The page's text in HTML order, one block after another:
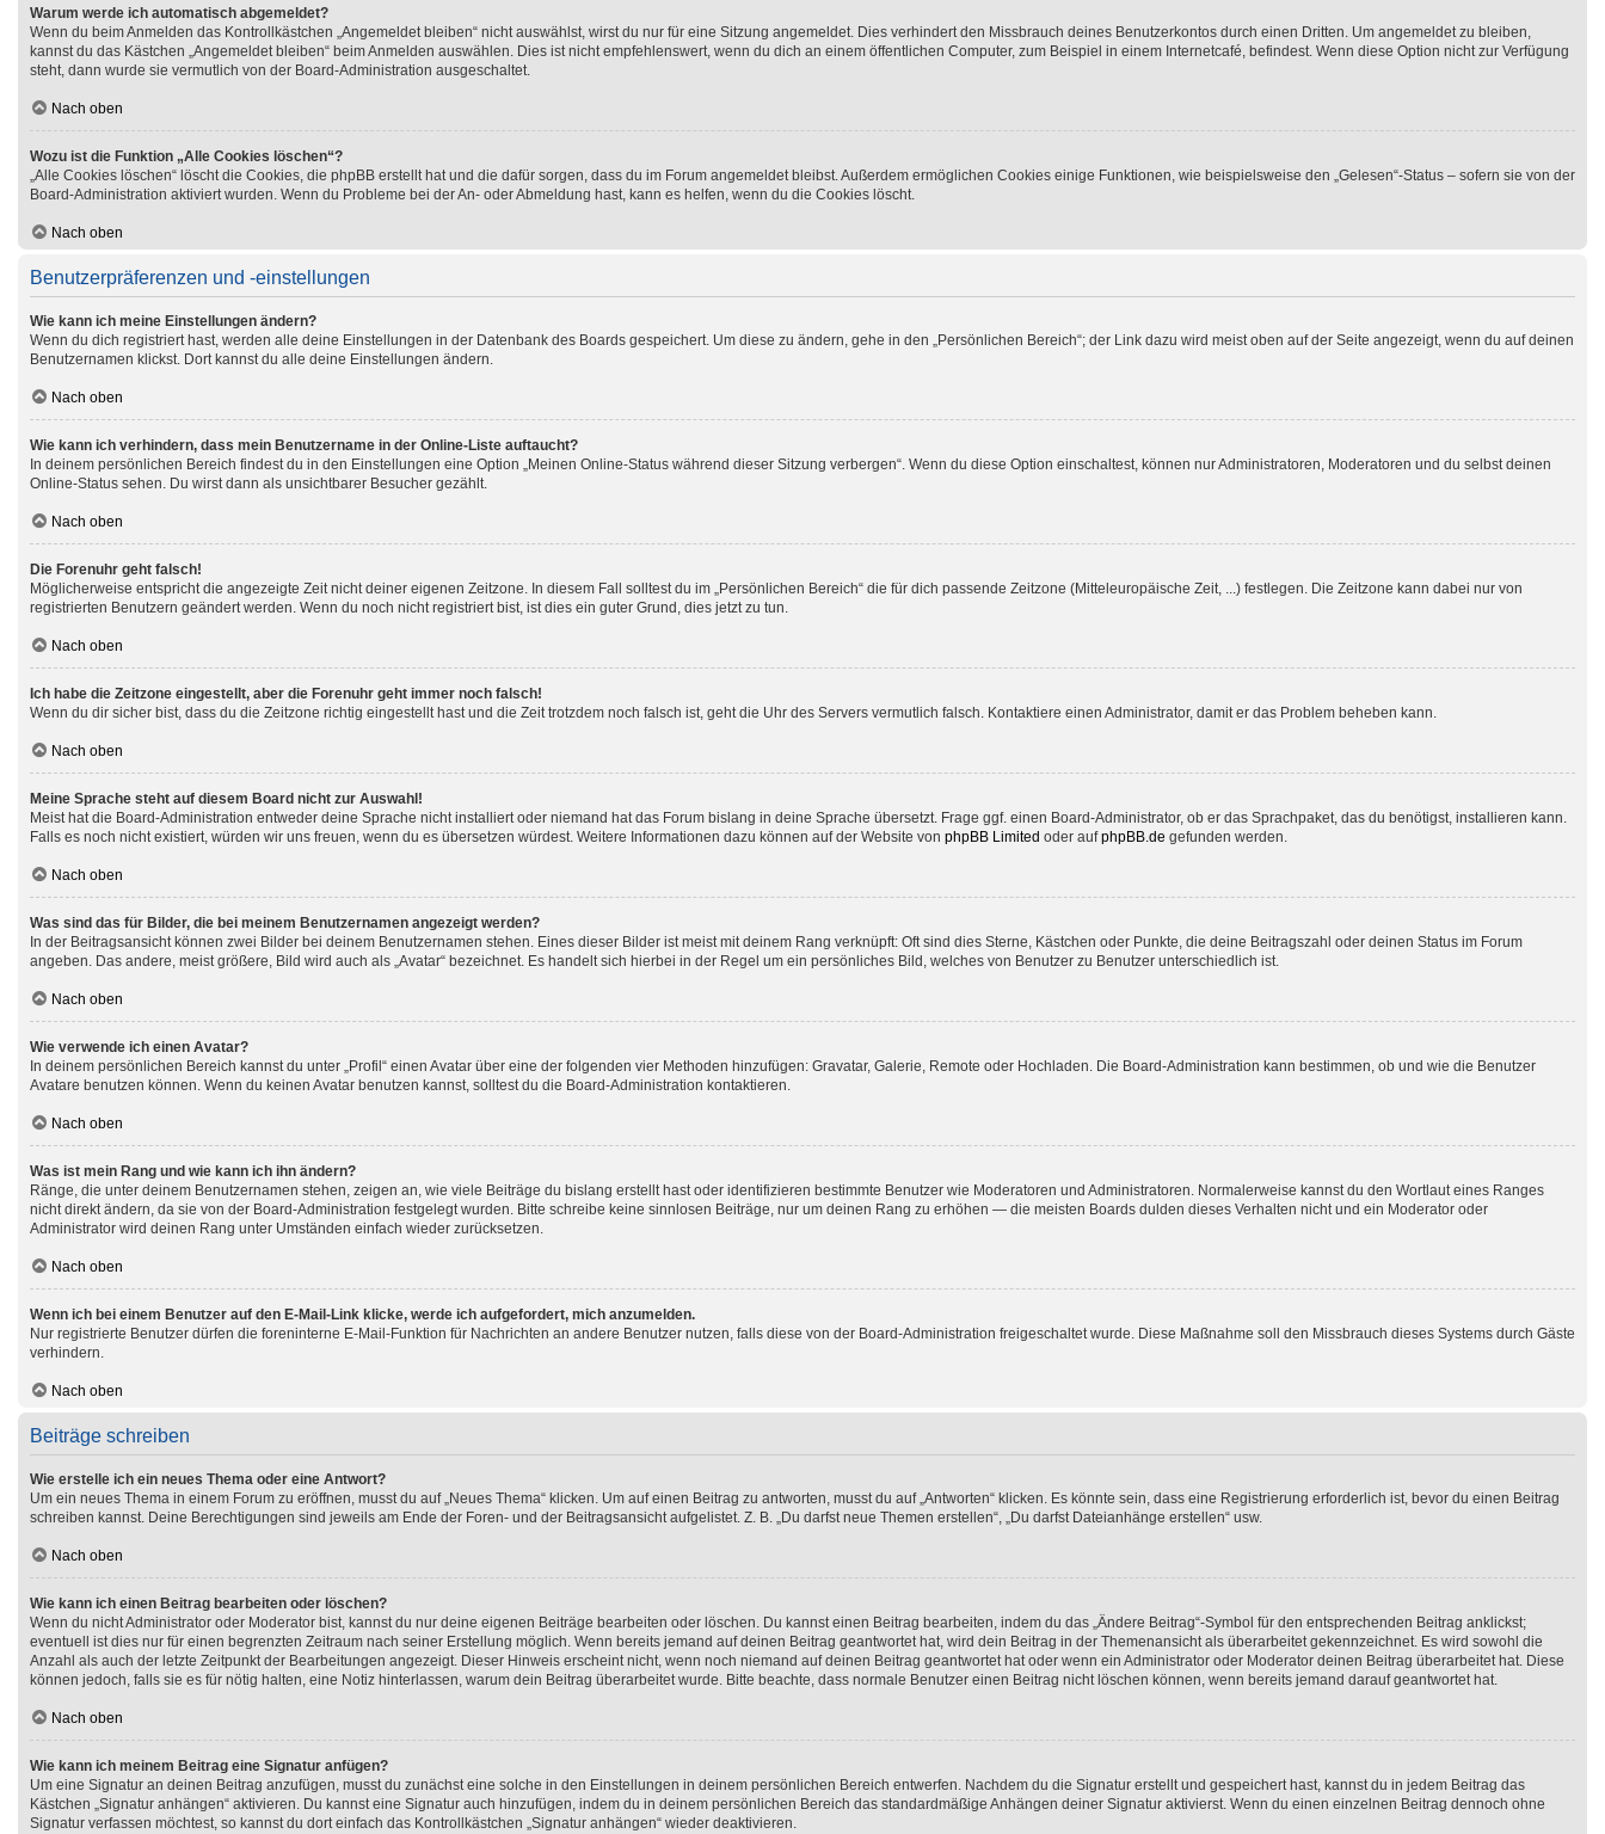
Warum werde ich automatisch abgemeldet?
Wenn du beim Anmelden das Kontrollkästchen „Angemeldet bleiben“ nicht auswählst, wirst du nur für eine Sitzung angemeldet. Dies verhindert den Missbrauch deines Benutzerkontos durch einen Dritten. Um angemeldet zu bleiben,
kannst du das Kästchen „Angemeldet bleiben“ beim Anmelden auswählen. Dies ist nicht empfehlenswert, wenn du dich an einem öffentlichen Computer, zum Beispiel in einem Internetcafé, befindest. Wenn diese Option nicht zur Verfügung
steht, dann wurde sie vermutlich von der Board-Administration ausgeschaltet.
Nach oben
Wozu ist die Funktion „Alle Cookies löschen“?
„Alle Cookies löschen“ löscht die Cookies, die phpBB erstellt hat und die dafür sorgen, dass du im Forum angemeldet bleibst. Außerdem ermöglichen Cookies einige Funktionen, wie beispielsweise den „Gelesen“-Status – sofern sie von der
Board-Administration aktiviert wurden. Wenn du Probleme bei der An- oder Abmeldung hast, kann es helfen, wenn du die Cookies löscht.
Nach oben
Benutzerpräferenzen und -einstellungen
Wie kann ich meine Einstellungen ändern?
Wenn du dich registriert hast, werden alle deine Einstellungen in der Datenbank des Boards gespeichert. Um diese zu ändern, gehe in den „Persönlichen Bereich“; der Link dazu wird meist oben auf der Seite angezeigt, wenn du auf deinen
Benutzernamen klickst. Dort kannst du alle deine Einstellungen ändern.
Nach oben
Wie kann ich verhindern, dass mein Benutzername in der Online-Liste auftaucht?
In deinem persönlichen Bereich findest du in den Einstellungen eine Option „Meinen Online-Status während dieser Sitzung verbergen“. Wenn du diese Option einschaltest, können nur Administratoren, Moderatoren und du selbst deinen
Online-Status sehen. Du wirst dann als unsichtbarer Besucher gezählt.
Nach oben
Die Forenuhr geht falsch!
Möglicherweise entspricht die angezeigte Zeit nicht deiner eigenen Zeitzone. In diesem Fall solltest du im „Persönlichen Bereich“ die für dich passende Zeitzone (Mitteleuropäische Zeit, ...) festlegen. Die Zeitzone kann dabei nur von
registrierten Benutzern geändert werden. Wenn du noch nicht registriert bist, ist dies ein guter Grund, dies jetzt zu tun.
Nach oben
Ich habe die Zeitzone eingestellt, aber die Forenuhr geht immer noch falsch!
Wenn du dir sicher bist, dass du die Zeitzone richtig eingestellt hast und die Zeit trotzdem noch falsch ist, geht die Uhr des Servers vermutlich falsch. Kontaktiere einen Administrator, damit er das Problem beheben kann.
Nach oben
Meine Sprache steht auf diesem Board nicht zur Auswahl!
Meist hat die Board-Administration entweder deine Sprache nicht installiert oder niemand hat das Forum bislang in deine Sprache übersetzt. Frage ggf. einen Board-Administrator, ob er das Sprachpaket, das du benötigst, installieren kann.
Falls es noch nicht existiert, würden wir uns freuen, wenn du es übersetzen würdest. Weitere Informationen dazu können auf der Website von phpBB Limited oder aufphpBB.de gefunden werden.
Nach oben
Was sind das für Bilder, die bei meinem Benutzernamen angezeigt werden?
In der Beitragsansicht können zwei Bilder bei deinem Benutzernamen stehen. Eines dieser Bilder ist meist mit deinem Rang verknüpft: Oft sind dies Sterne, Kästchen oder Punkte, die deine Beitragszahl oder deinen Status im Forum
angeben. Das andere, meist größere, Bild wird auch als „Avatar“ bezeichnet. Es handelt sich hierbei in der Regel um ein persönliches Bild, welches von Benutzer zu Benutzer unterschiedlich ist.
Nach oben
Wie verwende ich einen Avatar?
In deinem persönlichen Bereich kannst du unter „Profil“ einen Avatar über eine der folgenden vier Methoden hinzufügen: Gravatar, Galerie, Remote oder Hochladen. Die Board-Administration kann bestimmen, ob und wie die Benutzer
Avatare benutzen können. Wenn du keinen Avatar benutzen kannst, solltest du die Board-Administration kontaktieren.
Nach oben
Was ist mein Rang und wie kann ich ihn ändern?
Ränge, die unter deinem Benutzernamen stehen, zeigen an, wie viele Beiträge du bislang erstellt hast oder identifizieren bestimmte Benutzer wie Moderatoren und Administratoren. Normalerweise kannst du den Wortlaut eines Ranges
nicht direkt ändern, da sie von der Board-Administration festgelegt wurden. Bitte schreibe keine sinnlosen Beiträge, nur um deinen Rang zu erhöhen — die meisten Boards dulden dieses Verhalten nicht und ein Moderator oder
Administrator wird deinen Rang unter Umständen einfach wieder zurücksetzen.
Nach oben
Wenn ich bei einem Benutzer auf den E-Mail-Link klicke, werde ich aufgefordert, mich anzumelden.
Nur registrierte Benutzer dürfen die foreninterne E-Mail-Funktion für Nachrichten an andere Benutzer nutzen, falls diese von der Board-Administration freigeschaltet wurde. Diese Maßnahme soll den Missbrauch dieses Systems durch Gäste
verhindern.
Nach oben
Beiträge schreiben
Wie erstelle ich ein neues Thema oder eine Antwort?
Um ein neues Thema in einem Forum zu eröffnen, musst du auf „Neues Thema“ klicken. Um auf einen Beitrag zu antworten, musst du auf „Antworten“ klicken. Es könnte sein, dass eine Registrierung erforderlich ist, bevor du einen Beitrag
schreiben kannst. Deine Berechtigungen sind jeweils am Ende der Foren- und der Beitragsansicht aufgelistet. Z. B. „Du darfst neue Themen erstellen“, „Du darfst Dateianhänge erstellen“ usw.
Nach oben
Wie kann ich einen Beitrag bearbeiten oder löschen?
Wenn du nicht Administrator oder Moderator bist, kannst du nur deine eigenen Beiträge bearbeiten oder löschen. Du kannst einen Beitrag bearbeiten, indem du das „Ändere Beitrag“-Symbol für den entsprechenden Beitrag anklickst;
eventuell ist dies nur für einen begrenzten Zeitraum nach seiner Erstellung möglich. Wenn bereits jemand auf deinen Beitrag geantwortet hat, wird dein Beitrag in der Themenansicht als überarbeitet gekennzeichnet. Es wird sowohl die
Anzahl als auch der letzte Zeitpunkt der Bearbeitungen angezeigt. Dieser Hinweis erscheint nicht, wenn noch niemand auf deinen Beitrag geantwortet hat oder wenn ein Administrator oder Moderator deinen Beitrag überarbeitet hat. Diese
können jedoch, falls sie es für nötig halten, eine Notiz hinterlassen, warum dein Beitrag überarbeitet wurde. Bitte beachte, dass normale Benutzer einen Beitrag nicht löschen können, wenn bereits jemand darauf geantwortet hat.
Nach oben
Wie kann ich meinem Beitrag eine Signatur anfügen?
Um eine Signatur an deinen Beitrag anzufügen, musst du zunächst eine solche in den Einstellungen in deinem persönlichen Bereich entwerfen. Nachdem du die Signatur erstellt und gespeichert hast, kannst du in jedem Beitrag das
Kästchen „Signatur anhängen“ aktivieren. Du kannst eine Signatur auch hinzufügen, indem du in deinem persönlichen Bereich das standardmäßige Anhängen deiner Signatur aktivierst. Wenn du einen einzelnen Beitrag dennoch ohne
Signatur verfassen möchtest, so kannst du dort einfach das Kontrollkästchen „Signatur anhängen“ wieder deaktivieren.